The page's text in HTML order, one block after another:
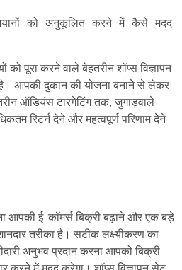
को अनुकूलित करने में कैसे मदद
पूरा करने वाले बेहतरीन शॉप्स विज्ञापन
है। आपकी दुकान की योजना बनाने से लेकर
ऑडियंस टारगेटिंग तक, जुगाड़वाले
रिटर्न देने और महत्वपूर्ण परिणाम देने
आपकी ई-कॉमर्स बिक्री बढ़ाने और एक बड़े
तरीका है। सटीक लक्ष्यीकरण का
अनुभव प्रदान करना आपको बिक्री